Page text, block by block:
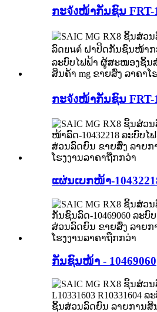
ກະจังໜ້າກັນຊົນ FRT-
ກະจังໜ້າກັນຊົນ FRT-
ແຜ່ນເບກໜ້າ-
ກັນຊົນໜ້າ - 10469060